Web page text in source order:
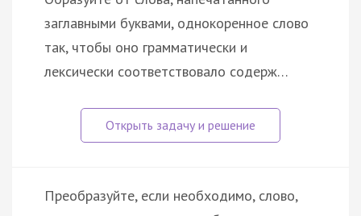
заглавными буквами, однокоренное слово
так, чтобы оно грамматически и
лексически соответствовало содерж…
Преобразуйте, если необходимо, слово,